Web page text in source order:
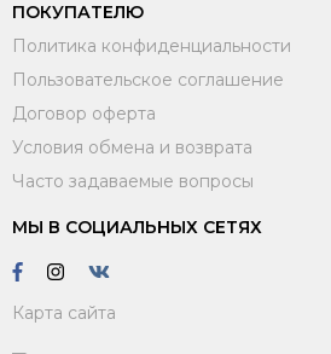
ПОКУПАТЕЛЮ
Политика конфиденциальности
Пользовательское соглашение
Договор оферта
Условия обмена и возврата
Часто задаваемые вопросы
МЫ В СОЦИАЛЬНЫХ СЕТЯХ
Карта сайта